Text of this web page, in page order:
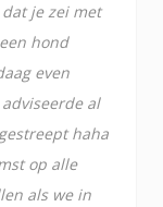
je zei met
hond
even
al
haha
op alle
als we in